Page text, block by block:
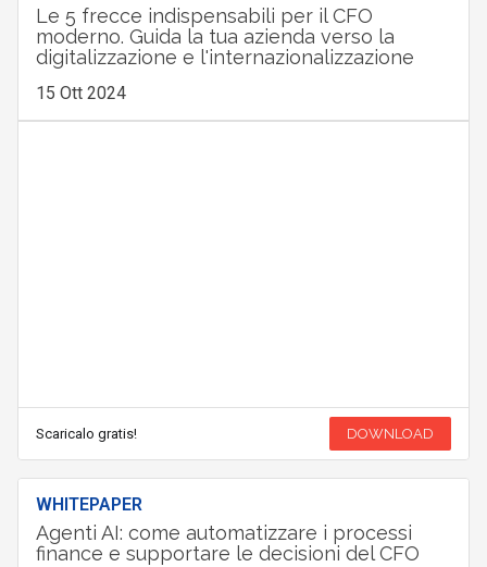
Le 5 frecce indispensabili per il CFO
moderno. Guida la tua azienda verso la
digitalizzazione e l'internazionalizzazione
15 Ott 2024
Scaricalo gratis! DOWNLOAD
WHITEPAPER
Agenti AI: come automatizzare i processi
finance e supportare le decisioni del CFO